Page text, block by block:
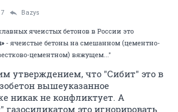
Bazys
ячеистых бетонов в России это
- ячеистые бетоны на смешанном (цементно-
цементном) вяжущем..."
утверждением, что "Сибит" это в
вышеуказанное
никак не конфликтует. А
это игнорировать